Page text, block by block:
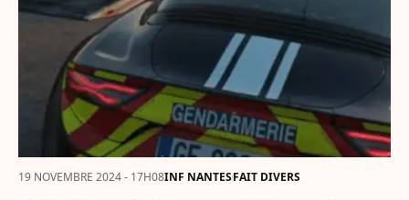
19 NOVEMBRE 2024 - 17H08INF NANTESFAIT DIVERS